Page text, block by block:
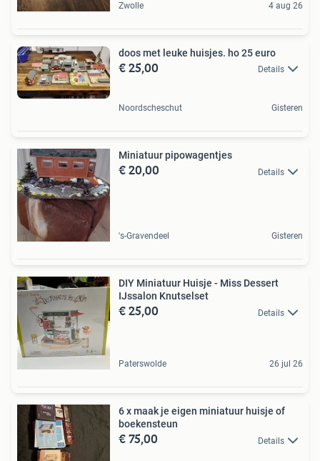
Zwolle 4 aug 26
doos met leuke huisjes. ho 25 euro
€ 25,00 Details
Noordscheschut Gisteren
Miniatuur pipowagentjes
€ 20,00 Details
's-Gravendeel Gisteren
DIY Miniatuur Huisje - Miss Dessert
IJssalon Knutselset
€ 25,00 Details
Paterswolde 26 jul 26
6 x maak je eigen miniatuur huisje of
boekensteun
€ 75,00 Details